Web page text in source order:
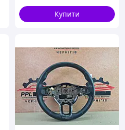
Купити